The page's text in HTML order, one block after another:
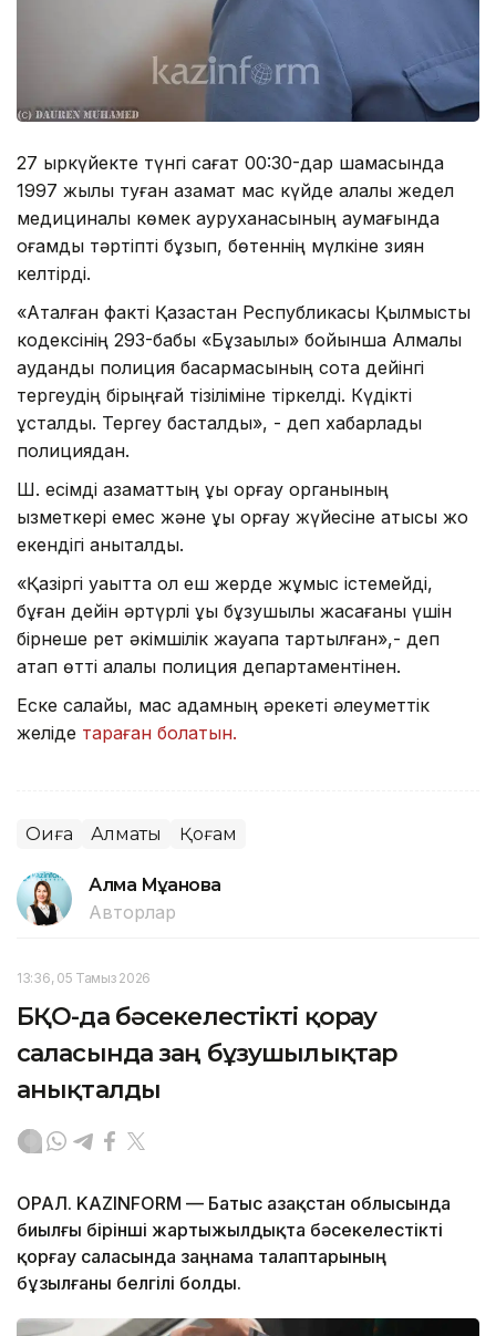
27 қыркүйекте түнгі сағат 00:30-дар шамасында
1997 жылы туған азамат мас күйде қалалық жедел
медициналық көмек ауруханасының аумағында
қоғамдық тәртіпті бұзып, бөтеннің мүлкіне зиян
келтірді.
«Аталған факті Қазақстан Республикасы Қылмыстық
кодексінің 293-бабы «Бұзақылық» бойынша Алмалы
аудандық полиция басқармасының сотқа дейінгі
тергеудің бірыңғай тізіліміне тіркелді. Күдікті
ұсталды. Тергеу басталды», - деп хабарлады
полициядан.
Ш. есімді азаматтың құқық қорғау органының
қызметкері емес және құқық қорғау жүйесіне қатысы жоқ
екендігі анықталды.
«Қазіргі уақытта ол еш жерде жұмыс істемейді,
бұған дейін әртүрлі құқық бұзушылық жасағаны үшін
бірнеше рет әкімшілік жауапқа тартылған»,- деп
атап өтті қалалық полиция департаментінен.
Еске салайық, мас адамның әрекеті әлеуметтік
желіде тараған болатын.
Оқиға Алматы Қоғам
Алма Мұқанова
Авторлар
13:36, 05 Тамыз 2026
БҚО-да бәсекелестікті қорғау
саласында заң бұзушылықтар
анықталды
ОРАЛ. KAZINFORM — Батыс Қазақстан облысында
биылғы бірінші жартыжылдықта бәсекелестікті
қорғау саласында заңнама талаптарының
бұзылғаны белгілі болды.